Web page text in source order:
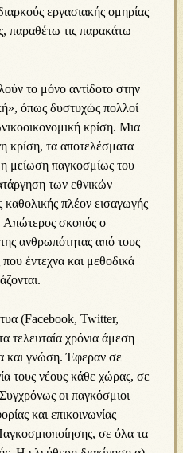
εργασιακής ομηρίας
παραθέτω τις παρακάτω
το μόνο αντίδοτο στην
όπως δυστυχώς πολλοί
κρίση. Μια
κρίση, τα αποτελέσματα
η μείωση παγκοσμίως του
των εθνικών
πλέον εισαγωγής
Απώτερος σκοπός ο
ανθρωπότητας από τους
έντεχνα και μεθοδικά
(Facebook, Twitter,
τελευταία χρόνια άμεση
και γνώση. Έφεραν σε
τους νέους κάθε χώρας, σε
οι παγκόσμιοι
και επικοινωνίας
σε όλα τα